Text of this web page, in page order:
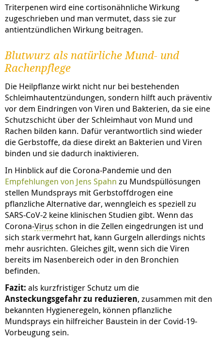
Triterpenen wird eine cortisonähnliche Wirkung
zugeschrieben und man vermutet, dass sie zur
antientzündlichen Wirkung beitragen.
Blutwurz als natürliche Mund- und
Rachenpflege
Die Heilpflanze wirkt nicht nur bei bestehenden
Schleimhautentzündungen, sondern hilft auch präventiv
vor dem Eindringen von Viren und Bakterien, da sie eine
Schutzschicht über der Schleimhaut von Mund und
Rachen bilden kann. Dafür verantwortlich sind wieder
die Gerbstoffe, da diese direkt an Bakterien und Viren
binden und sie dadurch inaktivieren.
In Hinblick auf die Corona-Pandemie und den
Empfehlungen von Jens Spahn zu Mundspüllösungen
stellen Mundsprays mit Gerbstoffdrogen eine
pflanzliche Alternative dar, wenngleich es speziell zu
SARS-CoV-2 keine klinischen Studien gibt. Wenn das
Corona-Virus schon in die Zellen eingedrungen ist und
sich stark vermehrt hat, kann Gurgeln allerdings nichts
mehr ausrichten. Gleiches gilt, wenn sich die Viren
bereits im Nasenbereich oder in den Bronchien
befinden.
Fazit: als kurzfristiger Schutz um die
Ansteckungsgefahr zu reduzieren, zusammen mit den
bekannten Hygieneregeln, können pflanzliche
Mundsprays ein hilfreicher Baustein in der Covid-19-
Vorbeugung sein.